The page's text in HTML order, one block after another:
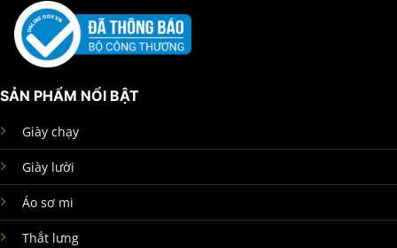
SẢN PHẨM NỔI BẬT
Giày chạy
Giày lười
Áo sơ mi
Thắt lưng